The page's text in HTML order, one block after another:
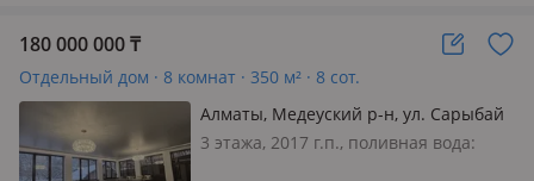
180 000 000₸
Отдельный дом · 8 комнат · 350 м² · 8 сот.
Алматы, Медеуский р-н, ул. Сарыбай
9
3 этажа, 2017 г.п., поливная вода: